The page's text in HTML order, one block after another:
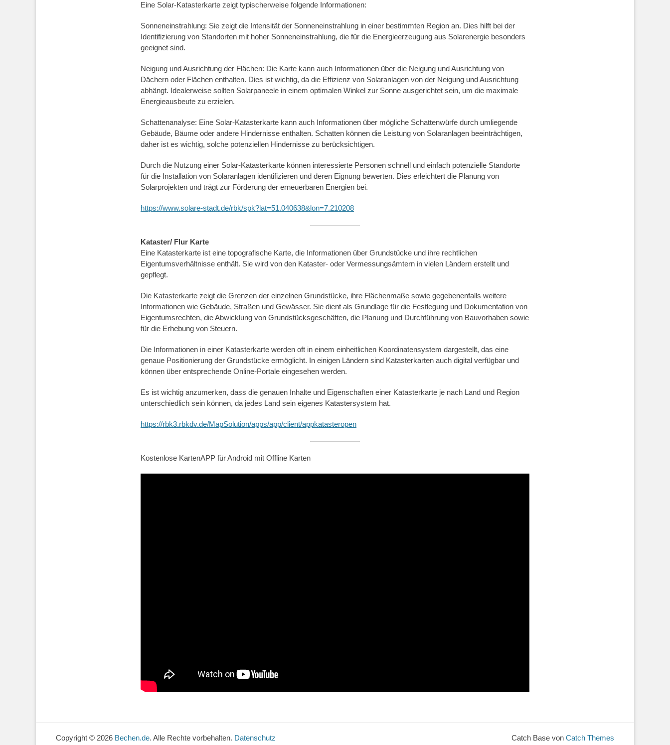
Eine Solar-Katasterkarte zeigt typischerweise folgende Informationen:
Sonneneinstrahlung: Sie zeigt die Intensität der Sonneneinstrahlung in einer bestimmten Region an. Dies hilft bei der
Identifizierung von Standorten mit hoher Sonneneinstrahlung, die für die Energieerzeugung aus Solarenergie besonders
geeignet sind.
Neigung und Ausrichtung der Flächen: Die Karte kann auch Informationen über die Neigung und Ausrichtung von
Dächern oder Flächen enthalten. Dies ist wichtig, da die Effizienz von Solaranlagen von der Neigung und Ausrichtung
abhängt. Idealerweise sollten Solarpaneele in einem optimalen Winkel zur Sonne ausgerichtet sein, um die maximale
Energieausbeute zu erzielen.
Schattenanalyse: Eine Solar-Katasterkarte kann auch Informationen über mögliche Schattenwürfe durch umliegende
Gebäude, Bäume oder andere Hindernisse enthalten. Schatten können die Leistung von Solaranlagen beeinträchtigen,
daher ist es wichtig, solche potenziellen Hindernisse zu berücksichtigen.
Durch die Nutzung einer Solar-Katasterkarte können interessierte Personen schnell und einfach potenzielle Standorte
für die Installation von Solaranlagen identifizieren und deren Eignung bewerten. Dies erleichtert die Planung von
Solarprojekten und trägt zur Förderung der erneuerbaren Energien bei.
https://www.solare-stadt.de/rbk/spk?lat=51.040638&lon=7.210208
Kataster/ Flur Karte
Eine Katasterkarte ist eine topografische Karte, die Informationen über Grundstücke und ihre rechtlichen
Eigentumsverhältnisse enthält. Sie wird von den Kataster- oder Vermessungsämtern in vielen Ländern erstellt und
gepflegt.
Die Katasterkarte zeigt die Grenzen der einzelnen Grundstücke, ihre Flächenmaße sowie gegebenenfalls weitere
Informationen wie Gebäude, Straßen und Gewässer. Sie dient als Grundlage für die Festlegung und Dokumentation von
Eigentumsrechten, die Abwicklung von Grundstücksgeschäften, die Planung und Durchführung von Bauvorhaben sowie
für die Erhebung von Steuern.
Die Informationen in einer Katasterkarte werden oft in einem einheitlichen Koordinatensystem dargestellt, das eine
genaue Positionierung der Grundstücke ermöglicht. In einigen Ländern sind Katasterkarten auch digital verfügbar und
können über entsprechende Online-Portale eingesehen werden.
Es ist wichtig anzumerken, dass die genauen Inhalte und Eigenschaften einer Katasterkarte je nach Land und Region
unterschiedlich sein können, da jedes Land sein eigenes Katastersystem hat.
https://rbk3.rbkdv.de/MapSolution/apps/app/client/appkatasteropen
Kostenlose KartenAPP für Android mit Offline Karten
Copyright © 2026 Bechen.de. Alle Rechte vorbehalten. Datenschutz Catch Base von Catch Themes